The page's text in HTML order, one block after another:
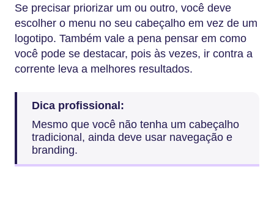
Se precisar priorizar um ou outro, você deve
escolher o menu no seu cabeçalho em vez de um
logotipo. Também vale a pena pensar em como
você pode se destacar, pois às vezes, ir contra a
corrente leva a melhores resultados.
Dica profissional:
Mesmo que você não tenha um cabeçalho
tradicional, ainda deve usar navegação e
branding.